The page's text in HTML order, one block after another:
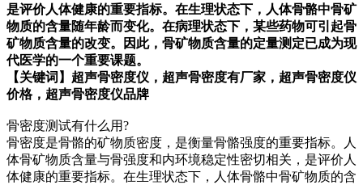
是评价人体健康的重要指标。在生理状态下，人体骨骼中骨矿
物质的含量随年龄而变化。在病理状态下，某些药物可引起骨
矿物质含量的改变。因此，骨矿物质含量的定量测定已成为现
代医学的一个重要课题。
【关键词】超声骨密度仪，超声骨密度有厂家，超声骨密度仪
价格，超声骨密度仪品牌
骨密度测试有什么用?
骨密度是骨骼的矿物质密度，是衡量骨骼强度的重要指标。人
体骨矿物质含量与骨强度和内环境稳定性密切相关，是评价人
体健康的重要指标。在生理状态下，人体骨骼中骨矿物质的含